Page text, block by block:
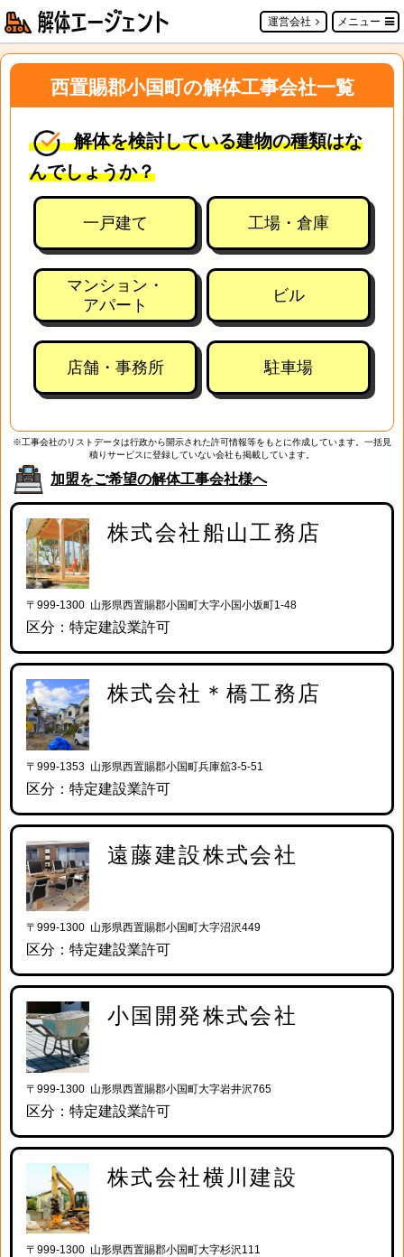
運営会社 メニュー
西置賜郡小国町の解体工事会社一覧
解体を検討している建物の種類はな
んでしょうか？
一戸建て 工場・倉庫
マンション・
アパート
ビル
店舗・事務所 駐車場
※工事会社のリストデータは行政から開示された許可情報等をもとに作成しています。一括見
積りサービスに登録していない会社も掲載しています。
加盟をご希望の解体工事会社様へ
株式会社船山工務店
〒999-1300 山形県西置賜郡小国町大字小国小坂町1-48
区分：特定建設業許可
株式会社＊橋工務店
〒999-1353 山形県西置賜郡小国町兵庫舘3-5-51
区分：特定建設業許可
遠藤建設株式会社
〒999-1300 山形県西置賜郡小国町大字沼沢449
区分：特定建設業許可
小国開発株式会社
〒999-1300 山形県西置賜郡小国町大字岩井沢765
区分：特定建設業許可
株式会社横川建設
〒999-1300 山形県西置賜郡小国町大字杉沢111